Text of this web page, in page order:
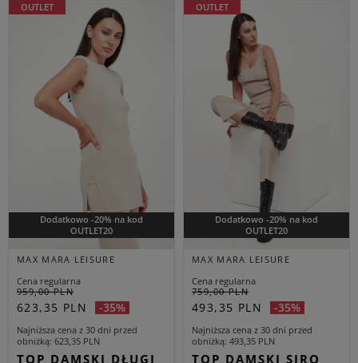
Dodatkowo -20% na kod
OUTLET20
OUTLET
MAX MARA LEISURE
Cena regularna
959,00 PLN
623,35 PLN -35%
Najniższa cena z 30 dni przed
obniżką 623,35 PLN
TOP DAMSKI DŁUGI
Dodatkowo -20% na kod
OUTLET20
OUTLET
MAX MARA LEISURE
Cena regularna
759,00 PLN
493,35 PLN -35%
Najniższa cena z 30 dni przed
obniżką 493,35 PLN
TOP DAMSKI SIRO